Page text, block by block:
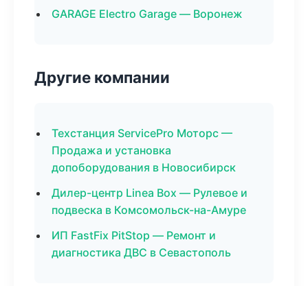
GARAGE Electro Garage — Воронеж
Другие компании
Техстанция ServicePro Моторс —
Продажа и установка
допоборудования в Новосибирск
Дилер-центр Linea Box — Рулевое и
подвеска в Комсомольск-на-Амуре
ИП FastFix PitStop — Ремонт и
диагностика ДВС в Севастополь